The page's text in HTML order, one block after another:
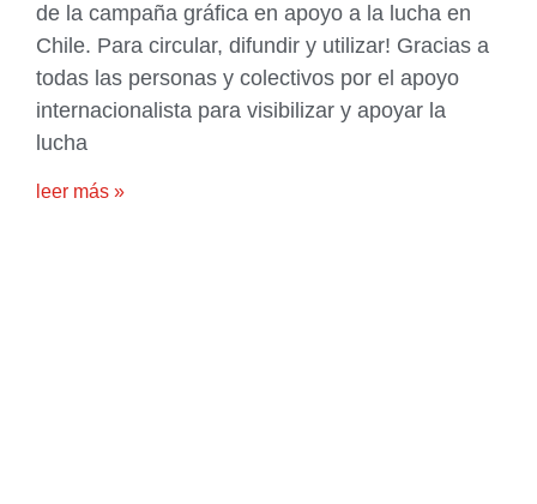
de la campaña gráfica en apoyo a la lucha en
Chile. Para circular, difundir y utilizar! Gracias a
todas las personas y colectivos por el apoyo
internacionalista para visibilizar y apoyar la
lucha
leer más »